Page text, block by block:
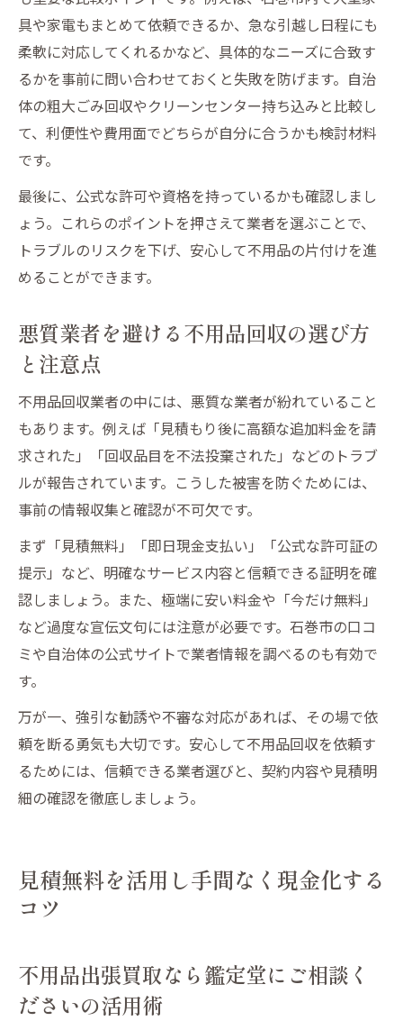
具や家電もまとめて依頼できるか、急な引越し日程にも
柔軟に対応してくれるかなど、具体的なニーズに合致す
るかを事前に問い合わせておくと失敗を防げます。自治
体の粗大ごみ回収やクリーンセンター持ち込みと比較し
て、利便性や費用面でどちらが自分に合うかも検討材料
です。
最後に、公式な許可や資格を持っているかも確認しまし
ょう。これらのポイントを押さえて業者を選ぶことで、
トラブルのリスクを下げ、安心して不用品の片付けを進
めることができます。
悪質業者を避ける不用品回収の選び方
と注意点
不用品回収業者の中には、悪質な業者が紛れていること
もあります。例えば「見積もり後に高額な追加料金を請
求された」「回収品目を不法投棄された」などのトラブ
ルが報告されています。こうした被害を防ぐためには、
事前の情報収集と確認が不可欠です。
まず「見積無料」「即日現金支払い」「公式な許可証の
提示」など、明確なサービス内容と信頼できる証明を確
認しましょう。また、極端に安い料金や「今だけ無料」
など過度な宣伝文句には注意が必要です。石巻市の口コ
ミや自治体の公式サイトで業者情報を調べるのも有効で
す。
万が一、強引な勧誘や不審な対応があれば、その場で依
頼を断る勇気も大切です。安心して不用品回収を依頼す
るためには、信頼できる業者選びと、契約内容や見積明
細の確認を徹底しましょう。
見積無料を活用し手間なく現金化する
コツ
不用品出張買取なら鑑定堂にご相談く
ださいの活用術